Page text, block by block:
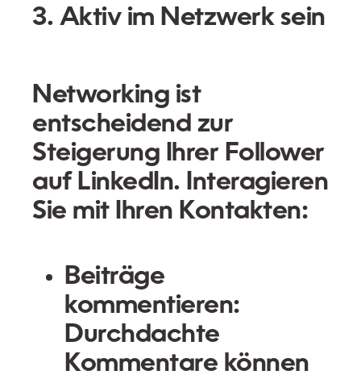
3. Aktiv im Netzwerk sein
Networking ist
entscheidend zur
Steigerung Ihrer Follower
auf LinkedIn. Interagieren
Sie mit Ihren Kontakten:
Beiträge
kommentieren:
Durchdachte
Kommentare können